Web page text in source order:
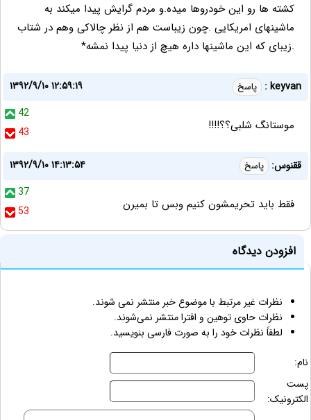
کشته ها رو این خودروها میده.و مردم گرایش پیدا میکند به
ماشینهای امریکایی .چون زیباست هم از نظر چالاکی وهم در شتاب
.زیبای که این ماشینها داره هیچ از دنیا پیدا نمشه*
keyvan : پاسخ
۱۳۹۲/۹/۱۰ ۱۲:۵۹:۱۹
42
43
موستانگ شلبی؟؟!!!!
ققنوس: پاسخ
۱۳۹۲/۹/۱۰ ۱۴:۱۳:۵۴
37
53
فقط بايد تحريمشون كنيم وبس تا بميرن
افزودن دیدگاه
نظرات غیر مرتبط با موضوع خبر منتشر نمی شوند.
نظرات حاوی توهین و افترا منتشر نمی‌شوند.
لطفاً نظرات خود را به صورت فارسی بنویسید.
نام:
پست
الکترونیک: